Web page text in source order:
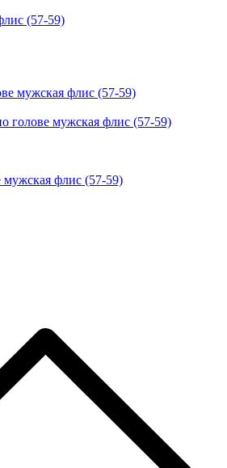
(57-59)
голове мужская флис (57-59)
флис (57-59)